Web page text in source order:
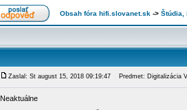
Obsah fóra hifi.slovanet.sk -> Štúdia,
Zaslal: St august 15, 2018 09:19:47 Predmet: Digitalizácia
Neaktuálne